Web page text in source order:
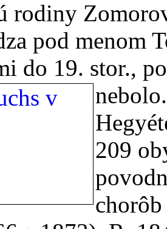
rodiny
pod menom
do 19. stor.,
209